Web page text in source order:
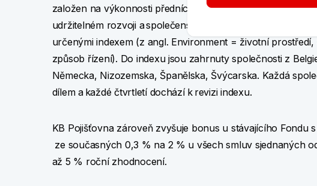
založen na výkonnosti předních evropských společností,
udržitelném rozvoji a společenské odpovědnosti. Tyto
určenými indexem (z angl. Environment = životní
způsob řízení). Do indexu jsou zahrnuty společnosti z
Německa, Nizozemska, Španělska, Švýcarska. Každá
dílem a každé čtvrtletí dochází k revizi indexu.
KB Pojišťovna zároveň zvyšuje bonus u stávajícího Fondu
ze současných 0,3 % na 2 % u všech smluv sjednaných
až 5 % roční zhodnocení.